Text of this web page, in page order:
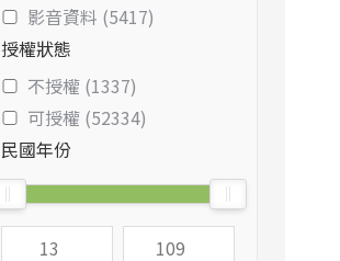
影音資料 (5417)
授權狀態
不授權 (1337)
可授權 (52334)
民國年份